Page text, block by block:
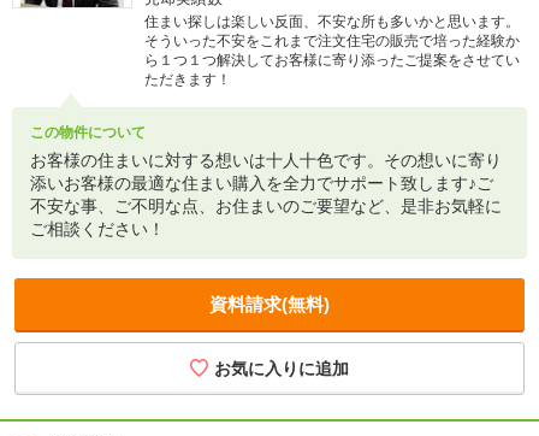
住まい探しは楽しい反面、不安な所も多いかと思います。
そういった不安をこれまで注文住宅の販売で培った経験か
ら１つ１つ解決してお客様に寄り添ったご提案をさせてい
ただきます！
この物件について
お客様の住まいに対する想いは十人十色です。その想いに寄り
添いお客様の最適な住まい購入を全力でサポート致します♪ご
不安な事、ご不明な点、お住まいのご要望など、是非お気軽に
ご相談ください！
資料請求(無料)